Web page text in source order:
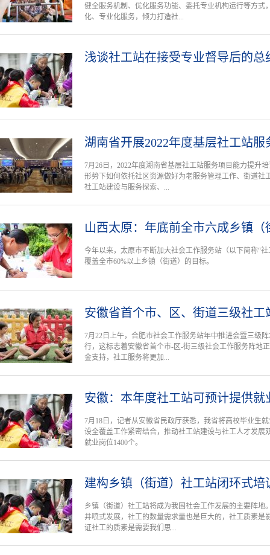
健全服务机制、优化服务功能、委托专业机构运行等方式
化、专业化服务，倾力打造社...
浅谈社工站在接受专业督导后的总
湖南省开展2022年度基层社工站
7月26日，2022年度湖南省基层社工站服务项目能力提升
形势下如何依托社区资源做好为老服务管理工作、街道社
社工站建设与服务探索、...
山西太原：年底前全市六成乡镇（
今年以来，太原市不断加大社会工作服务站（以下简称“
覆盖全市60%以上乡镇（街道）的目标。
安徽省首个市、区、街道三级社工
7月22日上午，合肥市社会工作服务站年中推进会暨三级
行，这标志着安徽省首个市-区-街三级社会工作服务阵地
金支持，社工服务将更加...
安徽：本年度社工站可预计提供就
7月18日，记者从安徽省民政厅获悉，我省将高校毕业生
设全覆盖工作紧密结合，推动社工站建设与社工人才发展
就业岗位1400个。
建构乡镇（街道）社工站闭环式培
乡镇（街道）社工站将成为我国社会工作发展的主要阵地
井喷式发展，社工的数量需求量也是巨大的，社工质素是
证社工的质素是需要我们思...